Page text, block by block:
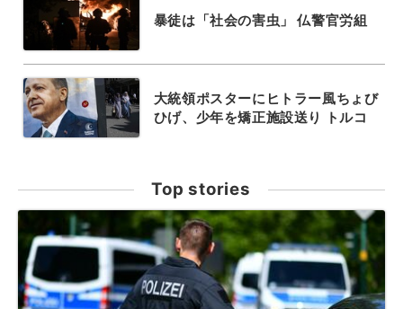
暴徒は「社会の害虫」 仏警官労組
大統領ポスターにヒトラー風ちょび
ひげ、少年を矯正施設送り トルコ
Top stories